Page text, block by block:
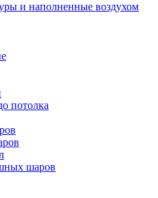
и наполненные воздухом
потолка
шаров